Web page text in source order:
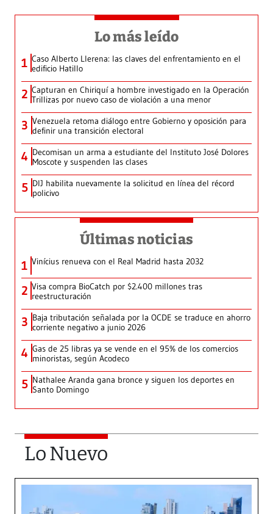
Lo más leído
1 Caso Alberto Llerena: las claves del enfrentamiento en el
edificio Hatillo
2 Capturan en Chiriquí a hombre investigado en la Operación
Trillizas por nuevo caso de violación a una menor
3 Venezuela retoma diálogo entre Gobierno y oposición para
definir una transición electoral
4 Decomisan un arma a estudiante del Instituto José Dolores
Moscote y suspenden las clases
5 DIJ habilita nuevamente la solicitud en línea del récord
policivo
Últimas noticias
1 Vinícius renueva con el Real Madrid hasta 2032
2 Visa compra BioCatch por $2.400 millones tras
reestructuración
3 Baja tributación señalada por la OCDE se traduce en ahorro
corriente negativo a junio 2026
4 Gas de 25 libras ya se vende en el 95% de los comercios
minoristas, según Acodeco
5 Nathalee Aranda gana bronce y siguen los deportes en
Santo Domingo
Lo Nuevo